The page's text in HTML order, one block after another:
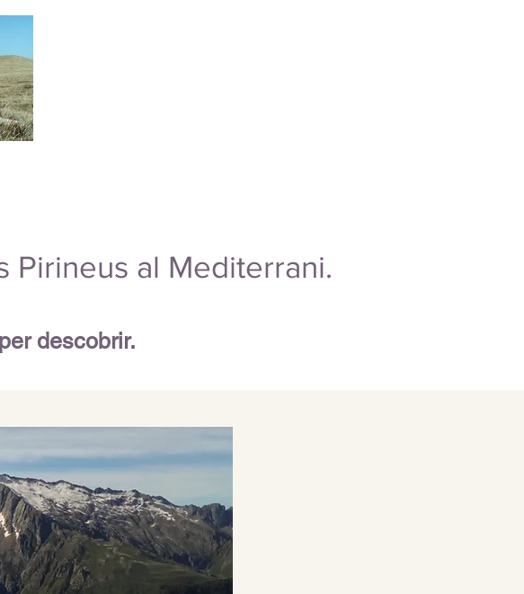
Pirineus al Mediterrani.
descobrir.